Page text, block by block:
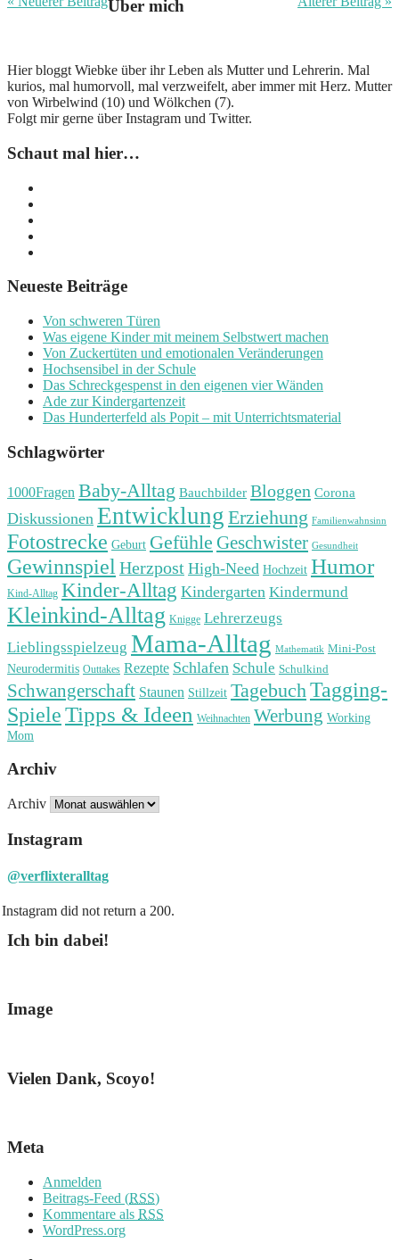
Über mich
Hier bloggt Wiebke über ihr Leben als Mutter und Lehrerin. Mal
kurios, mal humorvoll, mal verzweifelt, aber immer mit Herz. Mutter
von Wirbelwind (10) und Wölkchen (7).
Folgt mir gerne über Instagram und Twitter.
Schaut mal hier…
Neueste Beiträge
Von schweren Türen
Was eigene Kinder mit meinem Selbstwert machen
Von Zuckertüten und emotionalen Veränderungen
Hochsensibel in der Schule
Das Schreckgespenst in den eigenen vier Wänden
Ade zur Kindergartenzeit
Das Hunderterfeld als Popit – mit Unterrichtsmaterial
Schlagwörter
1000Fragen Baby-Alltag Bauchbilder Bloggen Corona
Diskussionen Entwicklung Erziehung Familienwahnsinn
Fotostrecke Geburt Gefühle Geschwister Gesundheit
Gewinnspiel Herzpost High-Need Hochzeit Humor
Kind-Alltag Kinder-Alltag Kindergarten Kindermund
Kleinkind-Alltag Knigge Lehrerzeugs
Lieblingsspielzeug Mama-Alltag Mathematik Mini-Post
Neurodermitis Outtakes Rezepte Schlafen Schule Schulkind
Schwangerschaft Staunen Stillzeit Tagebuch Tagging-
SpieleTipps & Ideen Weihnachten Werbung Working
Mom
Archiv
Archiv
Instagram
@verflixteralltag
Instagram did not return a 200.
Ich bin dabei!
Image
Vielen Dank, Scoyo!
Meta
Anmelden
Beitrags-Feed (RSS)
Kommentare als RSS
WordPress.org